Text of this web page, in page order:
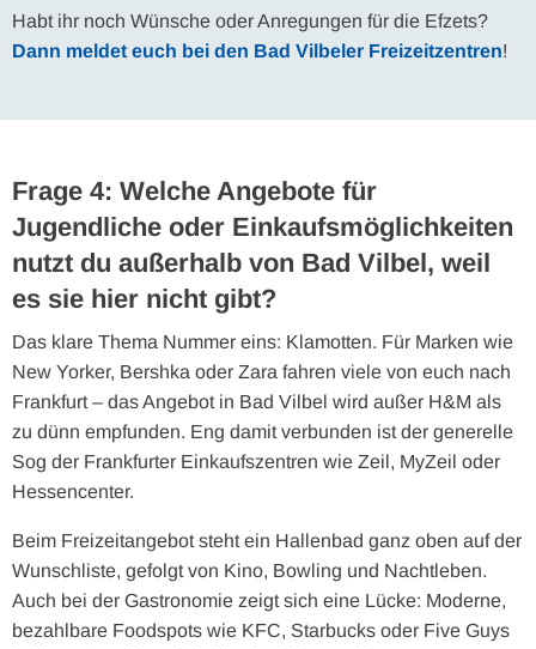
Habt ihr noch Wünsche oder Anregungen für die Efzets?
Dann meldet euch bei den Bad Vilbeler Freizeitzentren!
Frage 4: Welche Angebote für
Jugendliche oder Einkaufsmöglichkeiten
nutzt du außerhalb von Bad Vilbel, weil
es sie hier nicht gibt?
Das klare Thema Nummer eins: Klamotten. Für Marken wie
New Yorker, Bershka oder Zara fahren viele von euch nach
Frankfurt – das Angebot in Bad Vilbel wird außer H&M als
zu dünn empfunden. Eng damit verbunden ist der generelle
Sog der Frankfurter Einkaufszentren wie Zeil, MyZeil oder
Hessencenter.
Beim Freizeitangebot steht ein Hallenbad ganz oben auf der
Wunschliste, gefolgt von Kino, Bowling und Nachtleben.
Auch bei der Gastronomie zeigt sich eine Lücke: Moderne,
bezahlbare Foodspots wie KFC, Starbucks oder Five Guys